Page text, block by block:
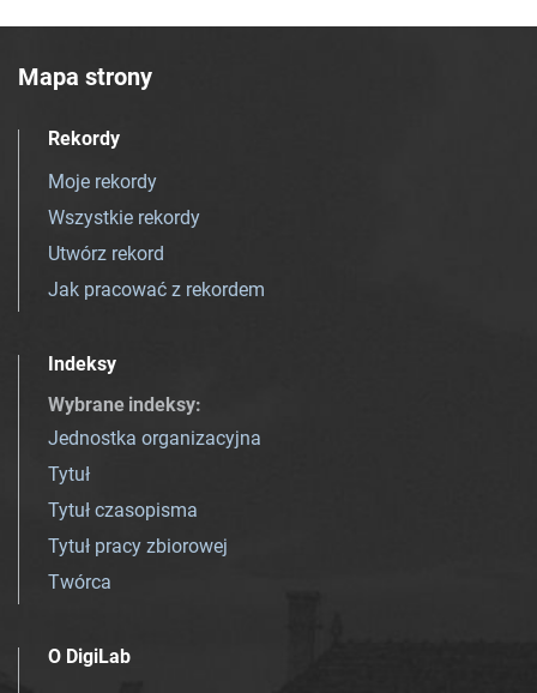
Mapa strony
Rekordy
Moje rekordy
Wszystkie rekordy
Utwórz rekord
Jak pracować z rekordem
Indeksy
Wybrane indeksy:
Jednostka organizacyjna
Tytuł
Tytuł czasopisma
Tytuł pracy zbiorowej
Twórca
O DigiLab